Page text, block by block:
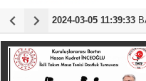
EDİYOR 2024-02-23 12:22:55